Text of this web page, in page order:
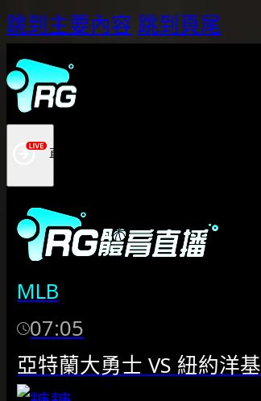
跳到主要內容 跳到頁尾
MLB
07:05
亞特蘭大勇士 VS 紐約洋基